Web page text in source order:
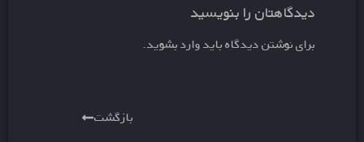
دیدگاهتان را بنویسید
برای نوشتن دیدگاه بایدوارد بشوید.
بازگشت